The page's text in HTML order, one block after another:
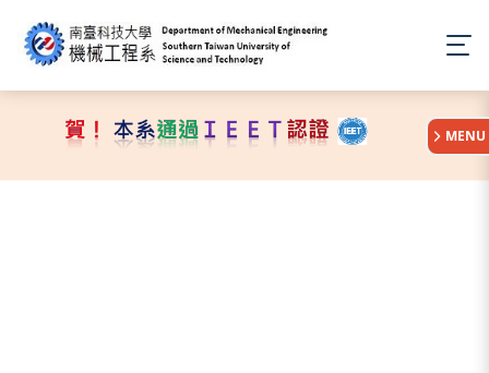
:::
MENU